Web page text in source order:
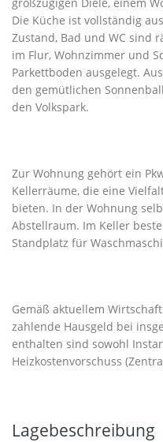
Die Küche ist vollständig
Zustand, Bad und WC sind
im Flur, Wohnzimmer und
Parkettboden ausgelegt.
den gemütlichen
den Volkspark.
Zur Wohnung gehört ein
Kellerräume, die eine
bieten. In der Wohnung
Abstellraum. Im Keller
Standplatz für
Gemäß aktuellem
zahlende Hausgeld bei
enthalten sind sowohl
Heizkostenvorschuss
Lagebeschreibung